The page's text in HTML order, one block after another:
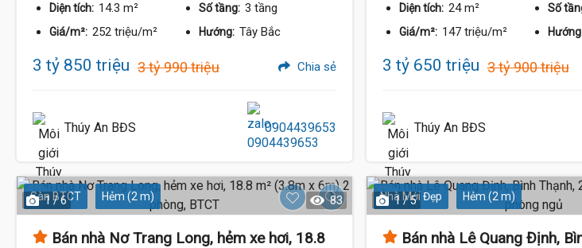
Diện tích: 14.3 m² Số tầng: 3 tầng
Giá/m²: 252 triệu/m² Hướng: Tây Bắc
3 tỷ 850 triệu 3 tỷ 990 triệu Chia sẻ
Thúy An BĐS 0904439653
Diện tích: 24 m² Số
Giá/m²: 147 triệu/m²
3 tỷ 650 triệu 3 tỷ 900 triệu
Thúy An BĐS
Sàn BTCT Hẻm (2 m)
1 / 6 83
Bán nhà Nơ Trang Long, hẻm xe hơi, 18.8
Nhà Mới Đẹp Hẻm (2 m)
1 / 5
Bán nhà Lê Quang Định,